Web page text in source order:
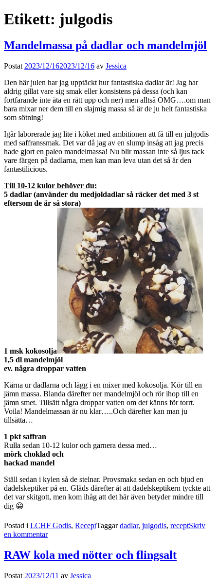
Etikett: julgodis
Mandelmassa på dadlar och mandelmjöl
Postat 2023/12/162023/12/16 av Jessica
Den här julen har jag upptäckt hur fantastiska dadlar är! Jag har
aldrig gillat vare sig smak eller konsistens på dessa (och kan
fortfarande inte äta en rätt upp och ner) men alltså OMG….om man
bara mixar ner dem till en slajmig massa så är de ju helt fantastiska
som sötning!
Igår laborerade jag lite i köket med ambitionen att få till en julgodis
med saffranssmak. Det var då jag av en slump insåg att jag precis
hade gjort en paleo mandelmassa! Nu blir massan inte så ljus tack
vare färgen på dadlarna, men kan man leva utan det så är den
fantastilicious.
Till 10-12 kulor behöver du:
5 dadlar (använder du medjoldadlar så räcker det med 3 st
eftersom de är så stora)
1 msk kokosolja
1,5 dl mandelmjöl
ev. några droppar vatten
Kärna ur dadlarna och lägg i en mixer med kokosolja. Kör till en
jämn massa. Blanda därefter ner mandelmjöl och rör ihop till en
jämn smet. Tillsätt några droppar vatten om det känns för torrt.
Voila! Mandelmassan är nu klar…..Och därefter kan man ju
tillsätta…
1 pkt saffran
Rulla sedan 10-12 kulor och garnera dessa med…
mörk choklad och
hackad mandel
Ställ sedan i kylen så de stelnar. Provsmaka sedan en och bjud en
dadelskeptiker på en. Gläds därefter åt att dadelskeptikern tyckte att
det var skitgott, men kom ihåg att det här även betyder mindre till
dig 😀
Postad i LCHF Godis, ReceptTaggardadlar, julgodis, receptSkriv
en kommentar
RAW kola med nötter och flingsalt
Postat 2023/12/11 av Jessica